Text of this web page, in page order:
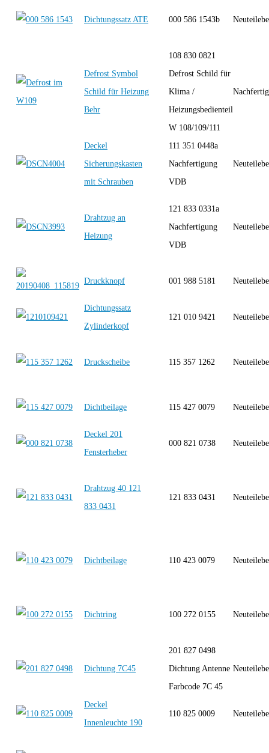
Dichtungssatz ATE 000 586 1543b
Defrost Symbol
Schild für Heizung
Behr
108 830 0821
Defrost Schild für
Klima /
Heizungsbedienteil
W 108/109/111
Deckel
Sicherungskasten
mit Schrauben
111 351 0448a
Nachfertigung
VDB
Drahtzug an
Heizung
121 833 0331a
Nachfertigung
VDB
Druckknopf 001 988 5181
Dichtungssatz
Zylinderkopf
121 010 9421
Druckscheibe 115 357 1262
Dichtbeilage 115 427 0079
Deckel 201
Fensterheber
000 821 0738
Drahtzug 40 121
833 0431
121 833 0431
Dichtbeilage 110 423 0079
Dichtring 100 272 0155
Dichtung 7C45
201 827 0498
Dichtung Antenne
Farbcode 7C 45
Deckel
Innenleuchte 190
110 825 0009